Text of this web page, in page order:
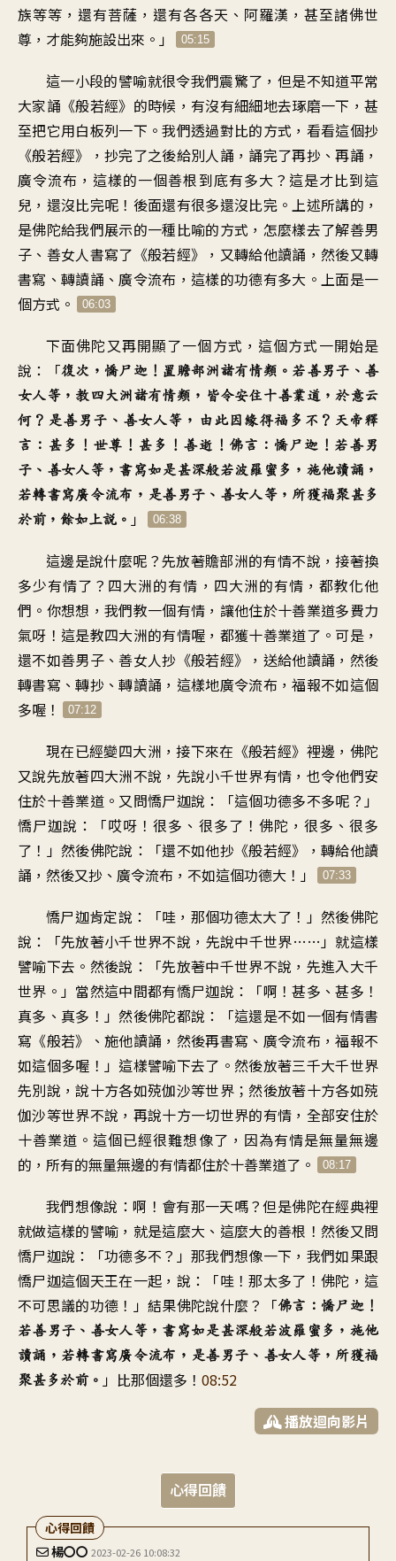
族等等，還有菩薩，還有各各天、阿羅漢，甚至諸佛世
尊，才能夠施設出來。」
05:15
這一小段的譬喻就很令我們震驚了，但是不知道平常
大家誦《般若經》的時候，有沒有細細地去琢磨一下，甚
至把它用白板列一下。我們透過對比的方式，看看這個抄
《般若經》，抄完了之後給別人誦，誦完了再抄、再誦，
廣令流布，這樣的一個善根到底有多大？這是才比到這
兒，還沒比完呢！後面還有很多還沒比完。上述所講的，
是佛陀給我們展示的一種比喻的方式，怎麼樣去了解善男
子、善女人書寫了《般若經》，又轉給他讀誦，然後又轉
書寫、轉讀誦、廣令流布，這樣的功德有多大。上面是一
個方式。
06:03
下面佛陀又再開顯了一個方式，這個方式一開始是
說：「復次，憍尸迦！置贍部洲諸有情類。若善男子、善
女人等，教四大洲諸有情類，皆令安住十善業道，於意云
何？是善男子、善女人等，由此因緣得福多不？天帝釋
言：甚多！世尊！甚多！善逝！佛言：憍尸迦！若善男
子、善女人等，書寫如是甚深般若波羅蜜多，施他讀誦，
若轉書寫廣令流布，是善男子、善女人等，所獲福聚甚多
於前，餘如上說。 」 06:38
這邊是說什麼呢？先放著贍部洲的有情不說，接著換
多少有情了？四大洲的有情，四大洲的有情，都教化他
們。你想想，我們教一個有情，讓他住於十善業道多費力
氣呀！這是教四大洲的有情喔，都獲十善業道了。可是，
還不如善男子、善女人抄《般若經》，送給他讀誦，然後
轉書寫、轉抄、轉讀誦，這樣地廣令流布，福報不如這個
多喔！
07:12
現在已經變四大洲，接下來在《般若經》裡邊，佛陀
又說先放著四大洲不說，先說小千世界有情，也令他們安
住於十善業道。又問憍尸迦說：「這個功德多不多呢？」
憍尸迦說：「哎呀！很多、很多了！佛陀，很多、很多
了！」然後佛陀說：「還不如他抄《般若經》，轉給他讀
誦，然後又抄、廣令流布，不如這個功德大！」
07:33
憍尸迦肯定說：「哇，那個功德太大了！」然後佛陀
說：「先放著小千世界不說，先說中千世界……」就這樣
譬喻下去。然後說：「先放著中千世界不說，先進入大千
世界。」當然這中間都有憍尸迦說：「啊！甚多、甚多！
真多、真多！」然後佛陀都說：「這還是不如一個有情書
寫《般若》、施他讀誦，然後再書寫、廣令流布，福報不
如這個多喔！」這樣譬喻下去了。然後放著三千大千世界
先別說，說十方各如殑伽沙等世界；然後放著十方各如殑
伽沙等世界不說，再說十方一切世界的有情，全部安住於
十善業道。這個已經很難想像了，因為有情是無量無邊
的，所有的無量無邊的有情都住於十善業道了。
08:17
我們想像說：啊！會有那一天嗎？但是佛陀在經典裡
就做這樣的譬喻，就是這麼大、這麼大的善根！然後又問
憍尸迦說：「功德多不？」那我們想像一下，我們如果跟
憍尸迦這個天王在一起，說：「哇！那太多了！佛陀，這
不可思議的功德！」結果佛陀說什麼？「佛言：憍尸迦！
若善男子、善女人等，書寫如是甚深般若波羅蜜多，施他
讀誦，若轉書寫廣令流布，是善男子、善女人等，所獲福
聚甚多於前。 」比那個還多！ 08:52
播放迴向影片
心得回饋
楊〇〇 2023-02-26 10:08:32
心得回饋